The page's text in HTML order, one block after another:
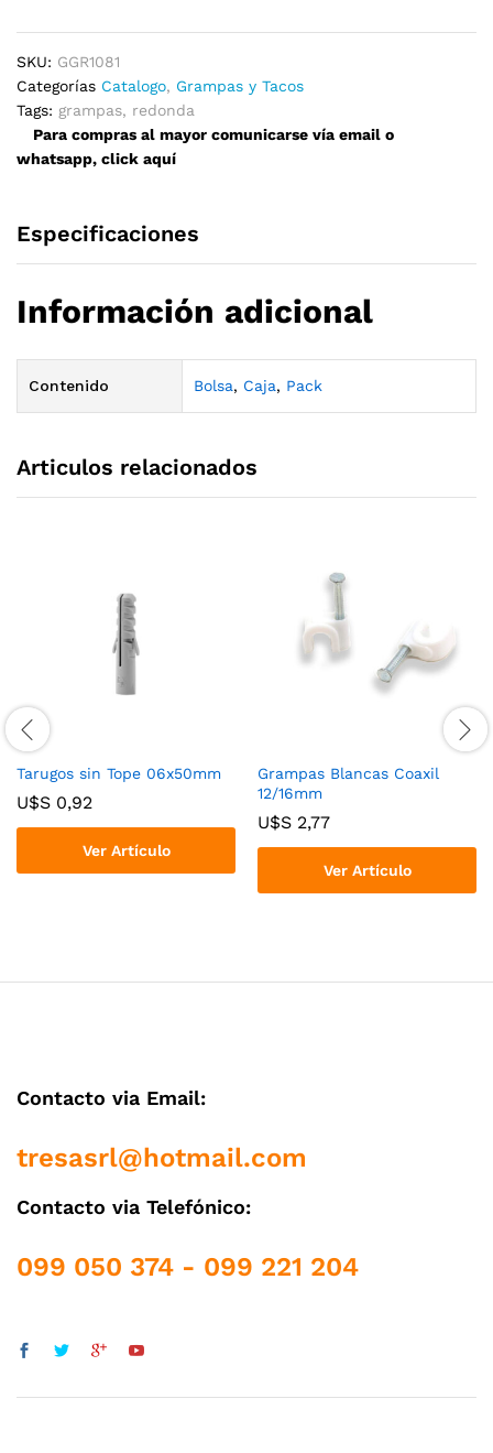
quantity
SKU: GGR1081
Categorías Catalogo, Grampas y Tacos
Tags: grampas, redonda
Para compras al mayor comunicarse vía email o
whatsapp, click aquí
Especificaciones
Información adicional
Contenido Bolsa, Caja, Pack
Articulos relacionados
Tarugos sin Tope 06x50mm
U$S 0,92
Ver Artículo
Grampas Blancas Coaxil
12/16mm
U$S 2,77
Ver Artículo
Contacto via Email:
tresasrl@hotmail.com
Contacto via Telefónico:
099 050 374 - 099 221 204